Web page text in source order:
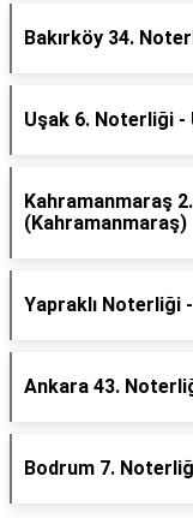
Bakırköy 34.
Uşak 6. Noterliği -
Kahramanmaraş
(Kahramanmaraş)
Yapraklı Noterliği -
Ankara 43.
Bodrum 7.